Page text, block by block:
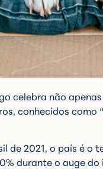
celebra não
conhecidos como
de 2021, o país é o
durante o auge do